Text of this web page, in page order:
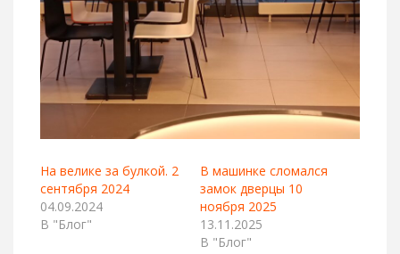
На велике за булкой. 2
сентября 2024
04.09.2024
В "Блог"
В машинке сломался
замок дверцы 10
ноября 2025
13.11.2025
В "Блог"